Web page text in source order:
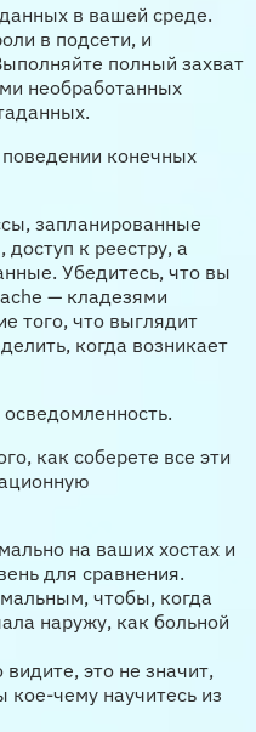
в вашей среде.
в подсети, и
полный захват
необработанных
конечных
запланированные
к реестру, а
Убедитесь, что вы
— кладезями
того, что выглядит
когда возникает
как соберете все эти
на ваших хостах и
для сравнения.
чтобы, когда
наружу, как больной
это не значит,
чему научитесь из